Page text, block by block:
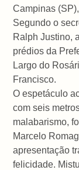
Campinas
Segundo o
Ralph Justino,
prédios da
Largo do
Francisco.
O espetáculo
com seis
malabarismo,
Marcelo
apresentação
felicidade.